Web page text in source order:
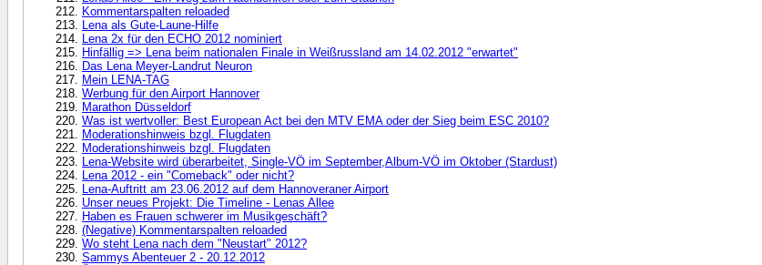
Kommentarspalten reloaded
Lena als Gute-Laune-Hilfe
Lena 2x für den ECHO 2012 nominiert
Hinfällig => Lena beim nationalen Finale in Weißrussland am 14.02.2012 "erwartet"
Das Lena Meyer-Landrut Neuron
Mein LENA-TAG
Werbung für den Airport Hannover
Marathon Düsseldorf
Was ist wertvoller: Best European Act bei den MTV EMA oder der Sieg beim ESC 2010?
Moderationshinweis bzgl. Flugdaten
Moderationshinweis bzgl. Flugdaten
Lena-Website wird überarbeitet, Single-VÖ im September,Album-VÖ im Oktober (Stardust)
Lena 2012 - ein "Comeback" oder nicht?
Lena-Auftritt am 23.06.2012 auf dem Hannoveraner Airport
Unser neues Projekt: Die Timeline - Lenas Allee
Haben es Frauen schwerer im Musikgeschäft?
(Negative) Kommentarspalten reloaded
Wo steht Lena nach dem "Neustart" 2012?
Sammys Abenteuer 2 - 20.12.2012